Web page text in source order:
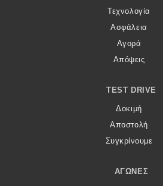
Τεχνολογία
Ασφάλεια
Αγορά
Απόψεις
TEST DRIVE
Δοκιμή
Αποστολή
Συγκρίνουμε
ΑΓΏΝΕΣ